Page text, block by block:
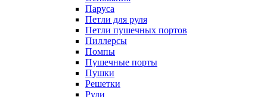
Паруса
Петли для руля
Петли пушечных портов
Пиллерсы
Помпы
Пушечные порты
Пушки
Решетки
Рули